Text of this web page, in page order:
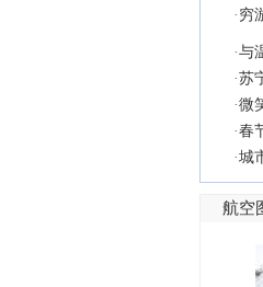
· 穷
·与
·苏
·微
·春
·城
航空